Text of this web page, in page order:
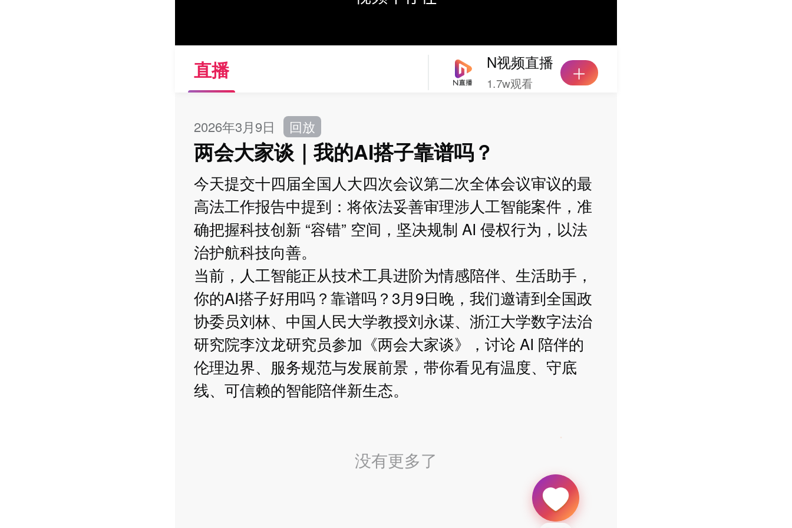
N视频直播
1.7w观看
直播
2026年3月9日 回放
两会大家谈｜我的AI搭子靠谱吗？
今天提交十四届全国人大四次会议第二次全体会议审议的最
高法工作报告中提到：将依法妥善审理涉人工智能案件，准
确把握科技创新 “容错” 空间，坚决规制 AI 侵权行为，以法
治护航科技向善。
当前，人工智能正从技术工具进阶为情感陪伴、生活助手，
你的AI搭子好用吗？靠谱吗？3月9日晚，我们邀请到全国政
协委员刘林、中国人民大学教授刘永谋、浙江大学数字法治
研究院李汶龙研究员参加《两会大家谈》，讨论 AI 陪伴的
伦理边界、服务规范与发展前景，带你看见有温度、守底
线、可信赖的智能陪伴新生态。
没有更多了